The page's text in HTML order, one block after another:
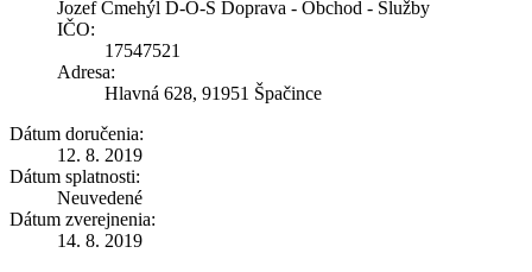
Jozef Čmehýl D-O-S Doprava - Obchod - Služby
IČO:
17547521
Adresa:
Hlavná 628, 91951 Špačince
Dátum doručenia:
12. 8. 2019
Dátum splatnosti:
Neuvedené
Dátum zverejnenia:
14. 8. 2019